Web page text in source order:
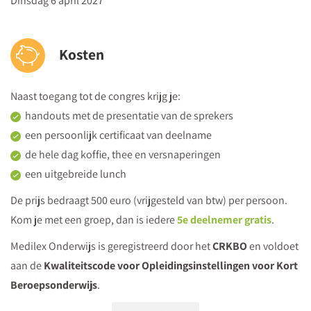
bewegingsactiviteiten?
Hoe leer je leerlingen stress reguleren door bewegen en
Ontdek hoe je beweging inzet bij leer- en
gedragsproblemen
B - Inzetten op de zintuiglijke ontwikkeling
Rietje Goosen, leerkracht en onderwijsadviseur Jufjuf
Welke zintuiglijke ervaringen hebben je leerlingen nodig
om kennis op te doen?
Hoe koppel je ervaren, bewegen en beleven aan elkaar?
Aan de slag met beweging in de klas om de zintuiglijke
ontwikkeling van je leerlingen te prikkelen
C - Tot leren komen door lichaamsbesef
Kosten
Naast toegang tot de congres krijg je:
handouts met de presentatie van de sprekers
een persoonlijk certificaat van deelname
de hele dag koffie, thee en versnaperingen
een uitgebreide lunch
De prijs bedraagt 500 euro (vrijgesteld van btw) per persoon.
Kom je met een groep, dan is iedere5e deelnemer gratis.
Medilex Onderwijs is geregistreerd door hetCRKBOen voldoet
aan deKwaliteitscode voor Opleidingsinstellingen voor Kort
Beroepsonderwijs.